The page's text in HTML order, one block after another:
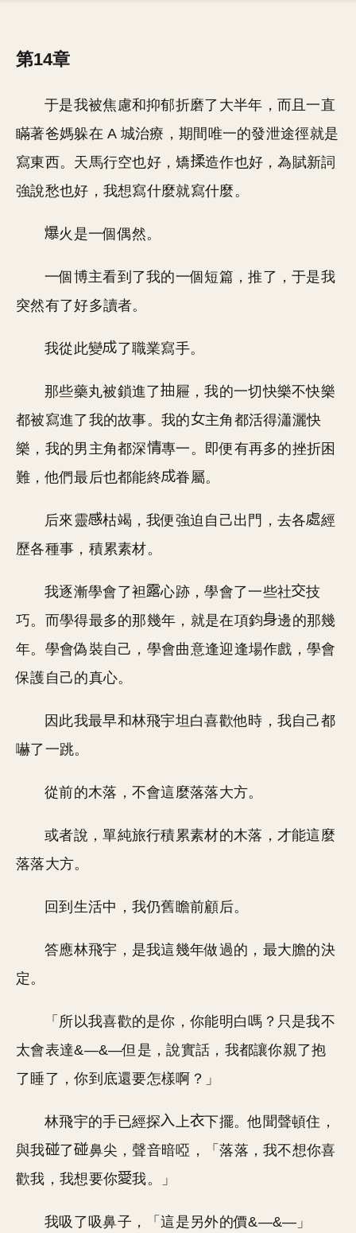
第14章
于是我被焦慮和抑郁折磨了大半年，而且一直
瞞著爸媽躲在 A 城治療，期間唯一的發泄途徑就是
寫東西。天馬行空也好，矯
造作也好，為賦新詞
強說愁也好，我想寫什麼就寫什麼。
火是一個偶然。
一個博主看到了我的一個短篇，推了，于是我
突然有了好多讀者。
我從此變 了職業寫手。
那些藥丸被鎖進了
屜，我的一切快樂不快樂
都被寫進了我的故事。我的
主角都活得瀟灑快
樂，我的男主角都深
專一。即便有再多的挫折困
難，他們最后也都能終
眷屬。
后來靈 枯竭，我便強迫自己出門，去各
經
歷各種事，積累素材。
我逐漸學會了袒 心跡，學會了一些社
技
巧。而學得最多的那幾年，就是在項鈞
邊的那幾
年。學會偽裝自己，學會曲意逢迎逢場作戲，學會
保護自己的真心。
因此我最早和林飛宇坦白喜歡他時，我自己都
嚇了一跳。
從前的木落，不會這麼落落大方。
或者說，單純旅行積累素材的木落，才能這麼
落落大方。
回到生活中，我仍舊瞻前顧后。
答應林飛宇，是我這幾年做過的，最大膽的決
定。
「所以我喜歡的是你，你能明白嗎？只是我不
太會表達&—&—但是，說實話，我都讓你親了抱
了睡了，你到底還要怎樣啊？」
林飛宇的手已經探 上
下擺。他聞聲頓住，
與我
了
鼻尖，聲音暗啞，「落落，我不想你喜
歡我，我想要你
我。」
我吸了吸鼻子，「這是另外的價&—&—」